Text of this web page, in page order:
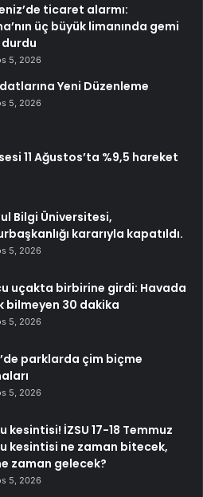
ticaret alarmı:
üç büyük limanında gemi
5, 2026
Yeni Düzenleme
5, 2026
11 Ağustos’ta %9,5 hareket
Bilgi Üniversitesi,
kararıyla kapatıldı.
5, 2026
uçakta birbirine girdi: Havada
bilmeyen 30 dakika
5, 2026
parklarda çim biçme
5, 2026
kesintisi! İZSU 17-18 Temmuz
kesintisi ne zaman bitecek,
zaman gelecek?
5, 2026